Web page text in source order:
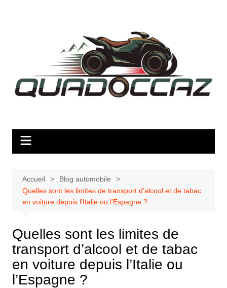
Accueil
Blog automobile
Quelles sont les limites de transport d’alcool et de tabac
en voiture depuis l’Italie ou l’Espagne ?
Quelles sont les limites de
transport d’alcool et de tabac
en voiture depuis l’Italie ou
l’Espagne ?